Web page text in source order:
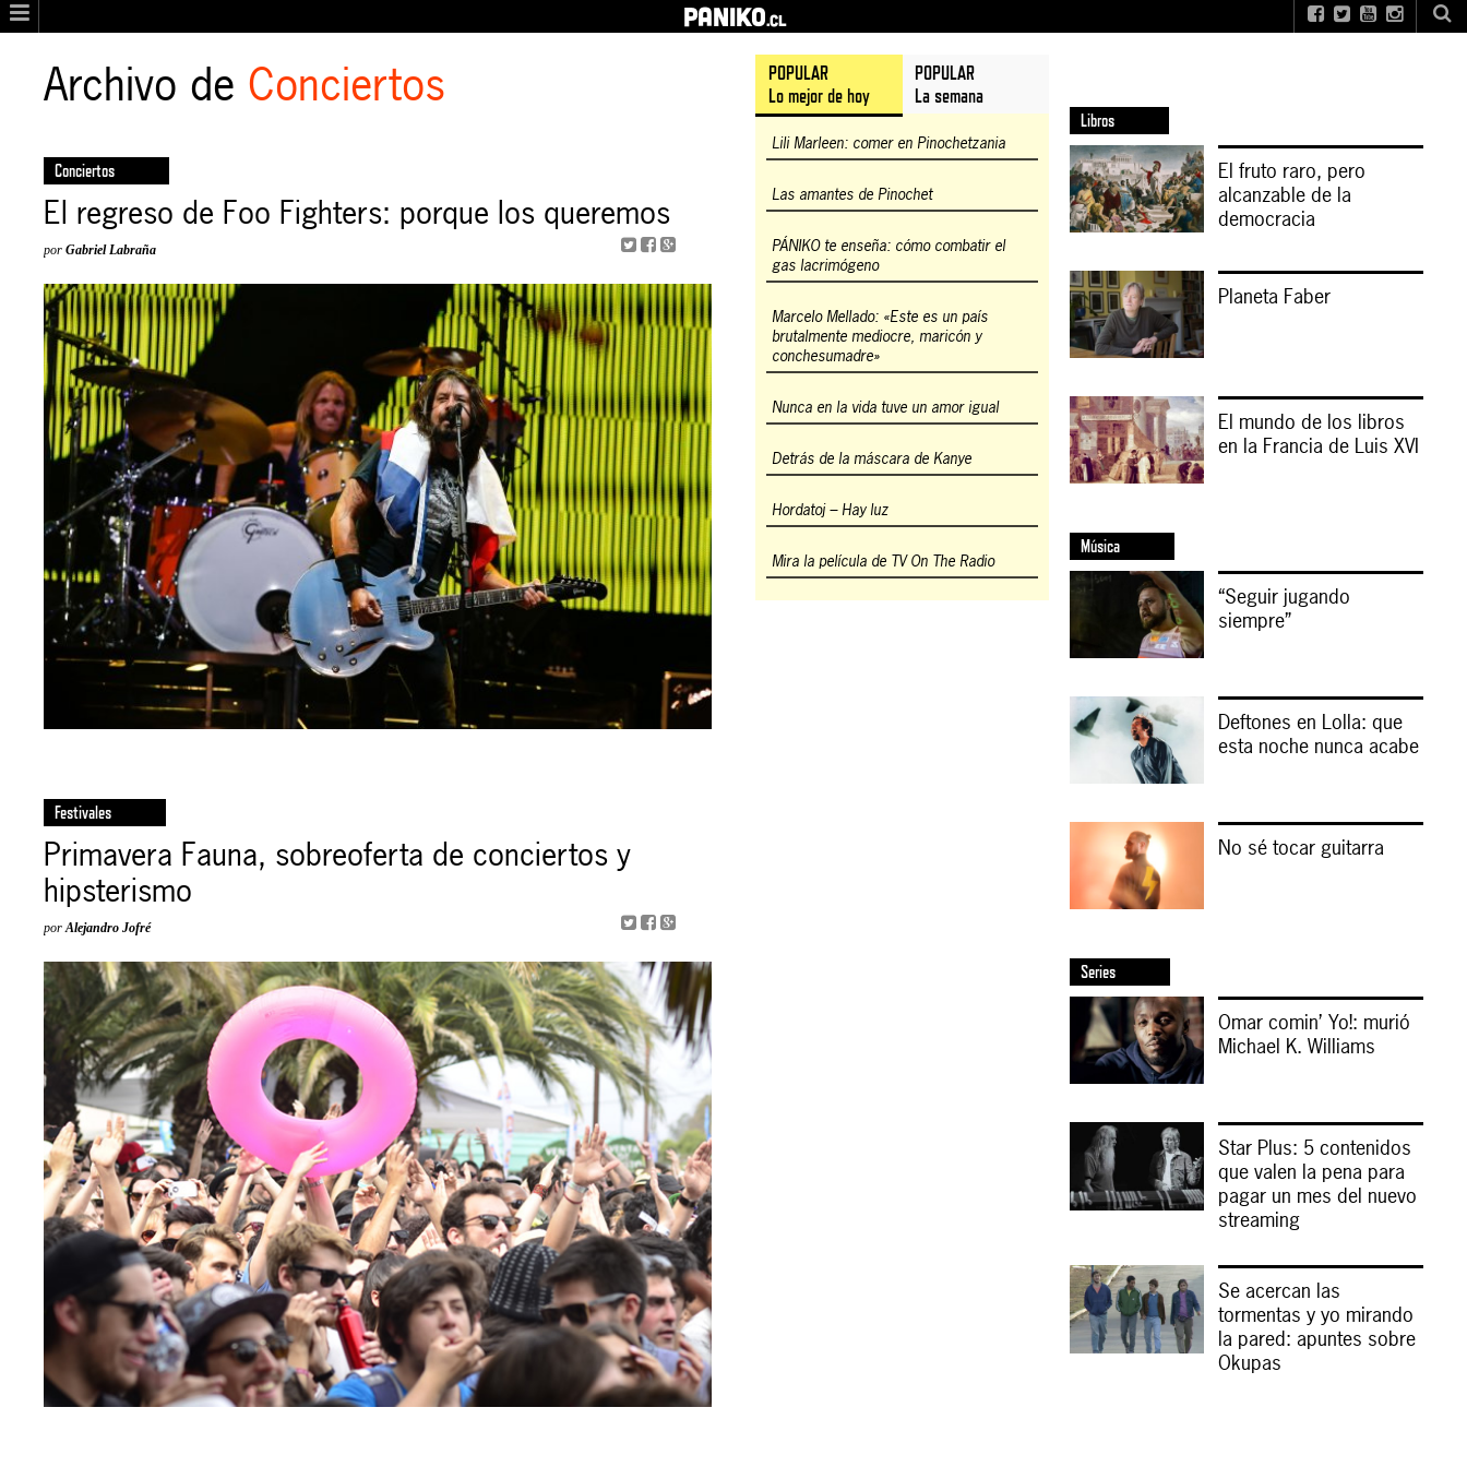
PANIKO.cl
Archivo de Conciertos
Conciertos
El regreso de Foo Fighters: porque los queremos
porGabriel Labraña
Festivales
Primavera Fauna, sobreoferta de conciertos y
hipsterismo
porAlejandro Jofré
POPULAR
Lo mejor de hoy
POPULAR
La semana
Lili Marleen: comer en Pinochetzania
Las amantes de Pinochet
PÁNIKO te enseña: cómo combatir el
gas lacrimógeno
Marcelo Mellado: «Este es un país
brutalmente mediocre, maricón y
conchesumadre»
Nunca en la vida tuve un amor igual
Detrás de la máscara de Kanye
Hordatoj – Hay luz
Mira la película de TV On The Radio
Libros
El fruto raro, pero
alcanzable de la
democracia
Planeta Faber
El mundo de los libros
en la Francia de Luis XVI
Música
“Seguir jugando
siempre”
Deftones en Lolla: que
esta noche nunca acabe
No sé tocar guitarra
Series
Omar comin’ Yo!: murió
Michael K. Williams
Star Plus: 5 contenidos
que valen la pena para
pagar un mes del nuevo
streaming
Se acercan las
tormentas y yo mirando
la pared: apuntes sobre
Okupas